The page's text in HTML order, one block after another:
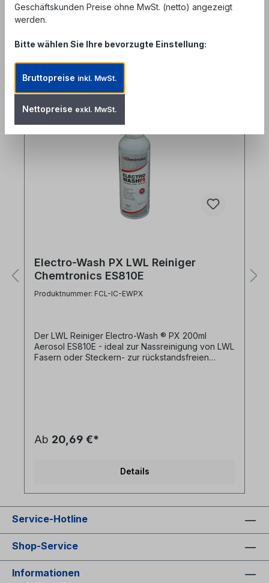
Produktgalerie überspringen
Similar Items
Electro-Wash PX LWL Reiniger
Chemtronics ES810E
Produktnummer: FCL-IC-EWPX
Der LWL Reiniger Electro-Wash ® PX 200ml
Aerosol ES810E - ideal zur Nassreinigung von LWL
Fasern oder Steckern- zur rückstandsfreien
Entfernung des Buffergels in einem Arbeitsgang -
Reinigungssortiment- Herstellernummer: ES810E
Electro-Wash PX Solvent Cleaner / Degreaser
Reinigungsflüssigkeit, Glasfaser Reinigungsspray,
LWL Reinigungsspray
Ab 20,69 €*
Details
Service-Hotline
Shop-Service
Informationen
Geschäftskunden Preise ohne MwSt. (netto) angezeigt
werden.
Bitte wählen Sie Ihre bevorzugte Einstellung:
Bruttopreise inkl. MwSt.
Nettopreise exkl. MwSt.